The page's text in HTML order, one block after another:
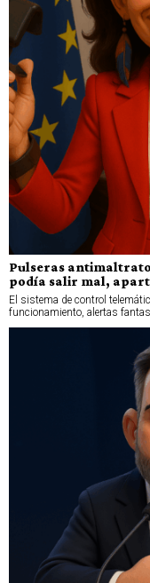
Pulseras
podía salir mal,
El sistema de control
funcionamiento, alertas